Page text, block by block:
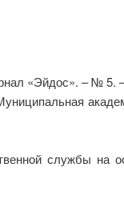
«Эйдос». – № 5.
Муниципальная
службы на